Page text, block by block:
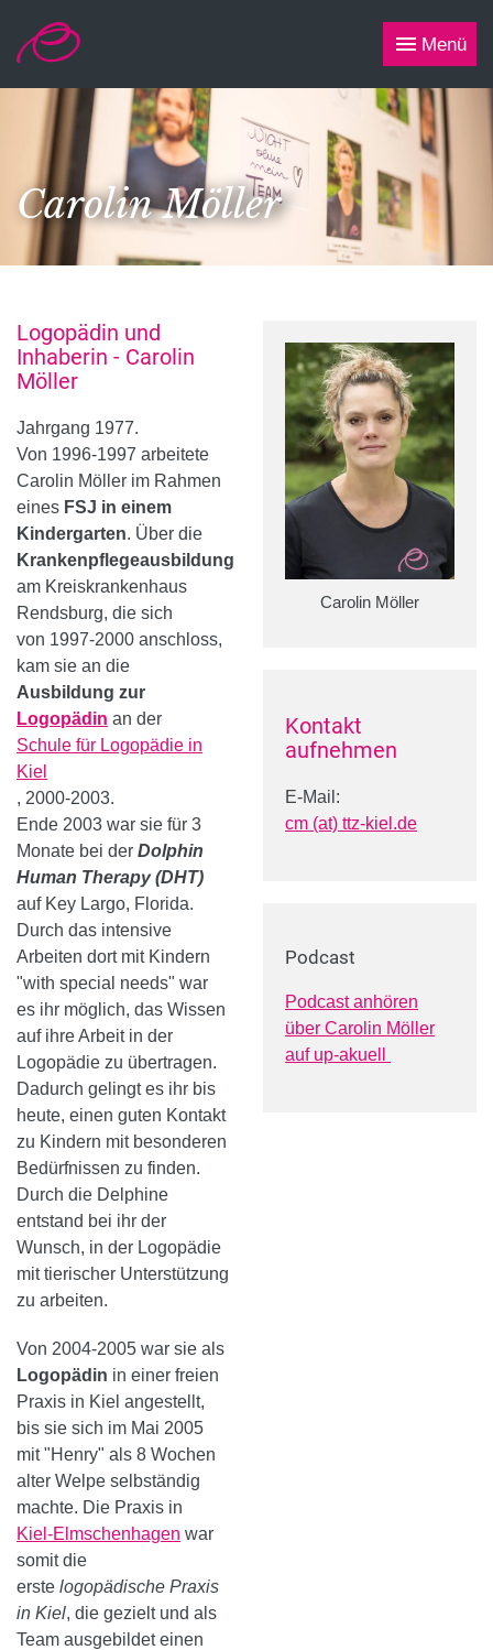
Menü
Carolin Möller
Logopädin und
Inhaberin - Carolin
Möller
Jahrgang 1977.
Von 1996-1997 arbeitete
Carolin Möller im Rahmen
eines FSJ in einem
Kindergarten. Über die
Krankenpflegeausbildung
am Kreiskrankenhaus
Rendsburg, die sich
von 1997-2000 anschloss,
kam sie an die
Ausbildung zur
Logopädin an der
Schule für Logopädie in
Kiel
, 2000-2003.
Ende 2003 war sie für 3
Monate bei der Dolphin
Human Therapy (DHT)
auf Key Largo, Florida.
Durch das intensive
Arbeiten dort mit Kindern
"with special needs" war
es ihr möglich, das Wissen
auf ihre Arbeit in der
Logopädie zu übertragen.
Dadurch gelingt es ihr bis
heute, einen guten Kontakt
zu Kindern mit besonderen
Bedürfnissen zu finden.
Durch die Delphine
entstand bei ihr der
Wunsch, in der Logopädie
mit tierischer Unterstützung
zu arbeiten.
Von 2004-2005 war sie als
Logopädin in einer freien
Praxis in Kiel angestellt,
bis sie sich im Mai 2005
mit "Henry" als 8 Wochen
alter Welpe selbständig
machte. Die Praxis in
Kiel-Elmschenhagen war
somit die
erste logopädische Praxis
in Kiel, die gezielt und als
Team ausgebildet einen
Carolin Möller
Kontakt
aufnehmen
E-Mail:
cm (at) ttz-kiel.de
Podcast
Podcast anhören
über Carolin Möller
auf up-akuell